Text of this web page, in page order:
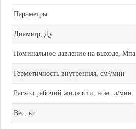
Параметры
Диаметр, Ду
Номинальное давление на выходе, Мпа
Герметичность внутренняя, см³/мин
Расход рабочий жидкости, ном. л/мин
Вес, кг